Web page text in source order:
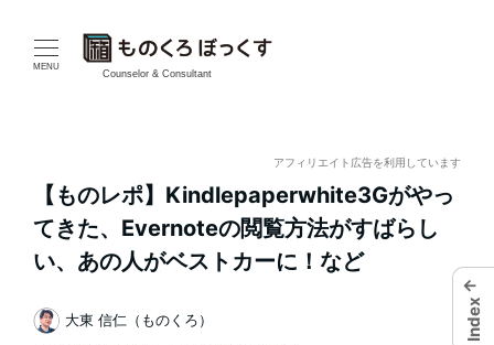
MENU
Counselor & Consultant
アフィリエイト広告を利用しています
【ものレポ】Kindlepaperwhite3Gがやっ
てきた、Evernoteの閲覧方法がすばらし
い、あの人がベストカーに！など
著
大東 信仁（ものくろ）
←
Index